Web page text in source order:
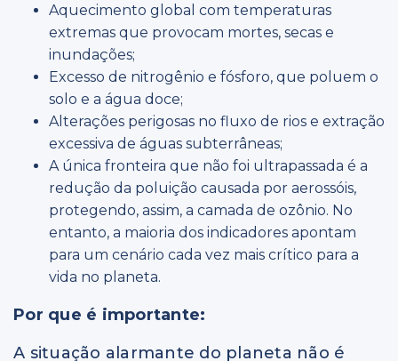
Aquecimento global com temperaturas
extremas que provocam mortes, secas e
inundações;
Excesso de nitrogênio e fósforo, que poluem o
solo e a água doce;
Alterações perigosas no fluxo de rios e extração
excessiva de águas subterrâneas;
A única fronteira que não foi ultrapassada é a
redução da poluição causada por aerossóis,
protegendo, assim, a camada de ozônio. No
entanto, a maioria dos indicadores apontam
para um cenário cada vez mais crítico para a
vida no planeta.
Por que é importante:
A situação alarmante do planeta não é